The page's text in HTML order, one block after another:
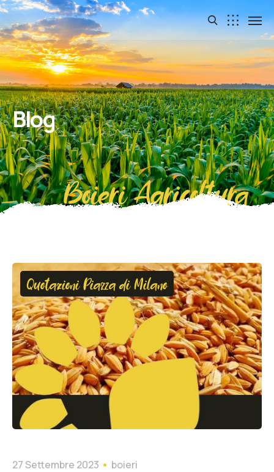
Blog
Boieri Agricoltura
Quotazioni Piazza di Milano
27 Settembre 2023 boieri